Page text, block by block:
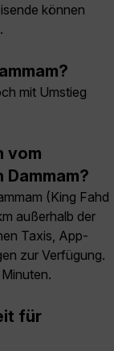
können
mit Umstieg
vom
(King Fahd
außerhalb der
Taxis, App-
zur Verfügung.
für